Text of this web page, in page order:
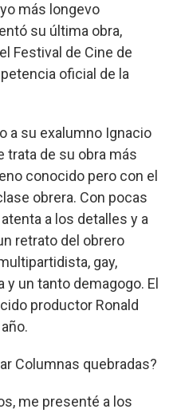
más longevo
su última obra,
Festival de Cine de
oficial de la
a su exalumno Ignacio
trata de su obra más
conocido pero con el
obrera. Con pocas
a los detalles y a
retrato del obrero
gay,
un tanto demagogo. El
productor Ronald
Columnas quebradas?
me presenté a los